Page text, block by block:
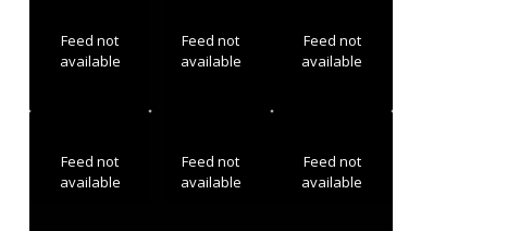
Feed not
available
Feed not
available
Feed not
available
Feed not
available
Feed not
available
Feed not
available